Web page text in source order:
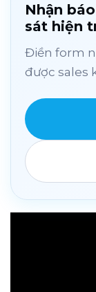
Nhận
sát hiện
Điền form
được sales